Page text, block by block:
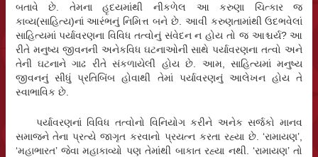
બતાવે છે. તેમના હૃદયમાંથી નીકળેલ આ કરુણા ચિત્કાર જ
કાવ્ય(સાહિત્ય)નાં આરંભનું નિમિત્ત બને છે. આવી કરુણતામાંથી ઉદભવેલાં
સાહિત્યમાં પર્યાવરણના વિવિધ તત્વોનું સંવેદન ન હોય તો જ આશ્ચર્ય? આ
રીતે મનુષ્ય જીવનની અનેકવિધ ઘટનાઓની સાથે પર્યાવરણના તત્વો અને
તેની ઘટનાને ગાઢ રીતે સંકળાયેલી હોય છે. આમ, સાહિત્યમાં મનુષ્ય
જીવનનું સીધું પ્રતિબિંબ હોવાથી તેમાં પર્યાવરણનું આલેખન હોય તે
સ્વાભાવિક છે.
પર્યાવરણનાં વિવિધ તત્વોનો વિનિયોગ કરીને અનેક સર્જકો માનવ
સમાજને તેના પ્રત્યે જાગૃત કરવાનો પ્રયત્ન કરતા રહ્યા છે. ‘રામાયણ’,
‘મહાભારત’ જેવા મહાકાવ્યો પણ તેમાંથી બાકાત રહ્યા નથી. ‘રામાયણ’ તો